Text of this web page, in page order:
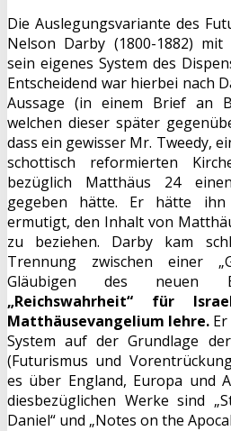
Die Auslegungsvariante des
Nelson Darby (1800-1882)
sein eigenes System des
Entscheidend war hierbei nach
Aussage (in einem Brief an
welchen dieser später
dass ein gewisser Mr. Tweedy,
schottisch reformierten
bezüglich Matthäus 24
gegeben hätte. Er hätte ihn
ermutigt, den Inhalt von
zu beziehen. Darby kam
Trennung zwischen einer
Gläubigen des neuen
„Reichswahrheit“ für
Matthäusevangelium lehre.
System auf der Grundlage
(Futurismus und
es über England, Europa und
diesbezüglichen Werke sind
Daniel“ und „Notes on the